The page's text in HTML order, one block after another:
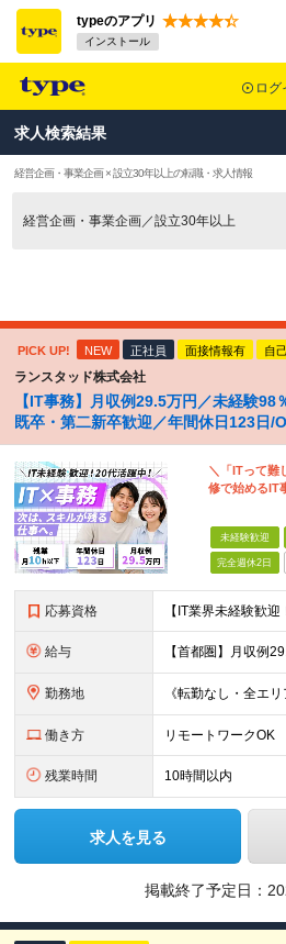
typeのアプリ
インストール
ログ
求人検索結果
経営企画・事業企画 × 設立30年以上の転職・求人情報
経営企画・事業企画／設立30年以上
PICK UP! NEW 正社員 面接情報有 自
ランスタッド株式会社
【IT事務】月収例29.5万円／未経験98
既卒・第二新卒歓迎／年間休日123日/
＼「ITって難
修で始めるIT
未経験歓迎
完全週休2日
応募資格
給与
勤務地
働き方 リモートワークOK
残業時間 10時間以内
求人を見る
掲載終了予定日：